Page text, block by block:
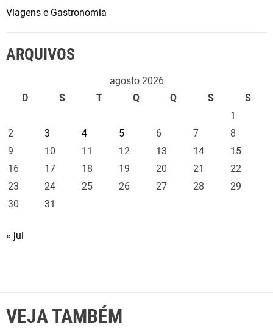
Viagens e Gastronomia
ARQUIVOS
agosto 2026
D
S T Q Q S
S
1
2
3 4 5 6 7
8
9
10 11 12 13 14
15
16
17 18 19 20 21
22
23
24 25 26 27 28
29
30
31
« jul
VEJA TAMBÉM